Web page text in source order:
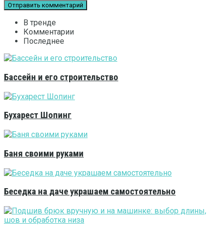
В тренде
Комментарии
Последнее
Бассейн и его строительство
Бухарест Шопинг
Баня своими руками
Беседка на даче украшаем самостоятельно